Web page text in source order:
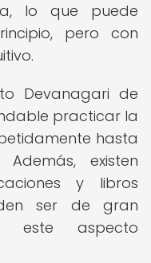
lo que puede
pero con
Devanagari de
practicar la
hasta
existen
y libros
ser de gran
este aspecto